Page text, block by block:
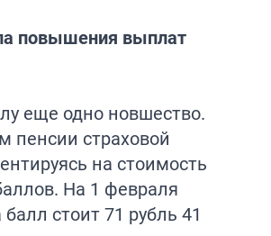
повышения выплат
еще одно новшество.
пенсии страховой
на стоимость
На 1 февраля
стоит 71 рубль 41